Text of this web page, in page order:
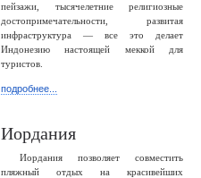
пейзажи, тысячелетние религиозные
достопримечательности, развитая
инфраструктура — все это делает
Индонезию настоящей меккой для
туристов.
подробнее...
Иордания
Иордания позволяет совместить
пляжный отдых на красивейших